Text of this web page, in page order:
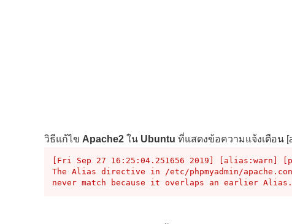
วิธีแก้ไข Apache2 ใน Ubuntu ที่แสดงข้อความแจ้งเตือน
[Fri Sep 27 16:25:04.251656 2019] [alias:warn]
The Alias directive in /etc/phpmyadmin/
never match because it overlaps an earlier Alias.